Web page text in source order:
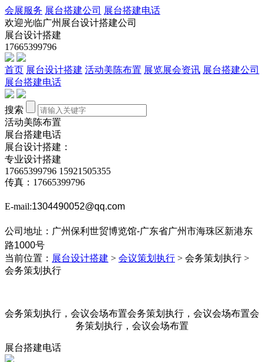
会展服务 展台搭建公司 展台搭建电话
欢迎光临广州展台设计搭建公司
展台设计搭建
17665399796
首页 展台设计搭建 活动美陈布置 展览展会资讯 展台搭建公司
展台搭建电话
搜索
活动美陈布置
展台搭建电话
展台设计搭建：
专业设计搭建
17665399796 15921505355
传真：17665399796
E-mail:1304490052@qq.com
公司地址： ‌广州保利世贸博览馆-广东省广州市海珠区新港东
路1000号
当前位置： 展台设计搭建 > 会议策划执行 > 会务策划执行 >
会务策划执行
会务策划执行，会议会场布置会务策划执行，会议会场布置会
务策划执行，会议会场布置
展台搭建电话